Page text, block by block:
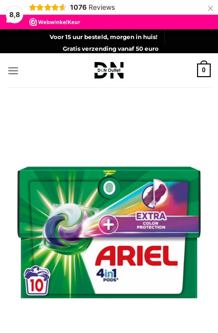
8,8
1076 Reviews ×
Voor 15 uur besteld, morgen in huis!
Gratis verzending vanaf 50 euro
0